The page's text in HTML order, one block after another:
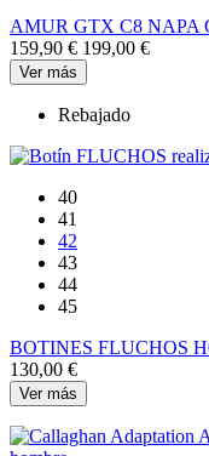
AMUR GTX C8 NAPA
159,90 € 199,00 €
Ver más
Rebajado
40
41
42
43
44
45
BOTINES FLUCHOS
130,00 €
Ver más